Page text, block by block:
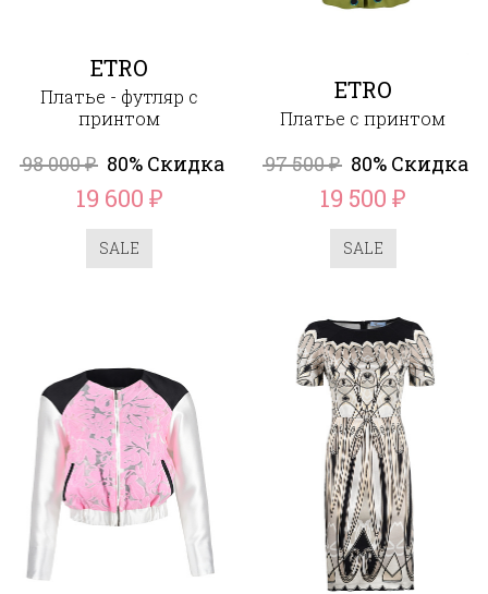
ETRO
Платье - футляр с
принтом
98 000₽ 80% Скидка
19 600 ₽
SALE
ETRO
Платье с принтом
97 500₽ 80% Скидка
19 500 ₽
SALE